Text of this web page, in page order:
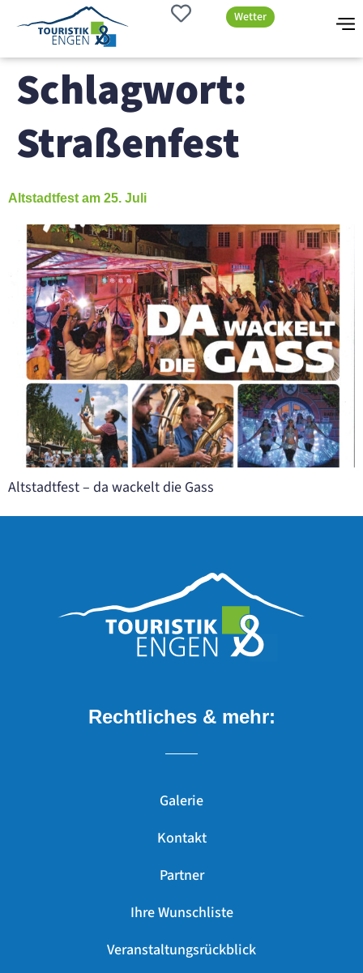
Wetter
Schlagwort:
Straßenfest
Altstadtfest am 25. Juli
Altstadtfest – da wackelt die Gass
Rechtliches & mehr:
Galerie
Kontakt
Partner
Ihre Wunschliste
Veranstaltungsrückblick